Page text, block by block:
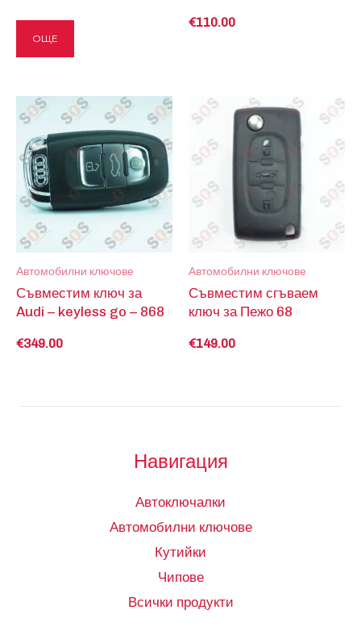
ОЩЕ
€110.00
Автомобилни ключове
Съвместим ключ за
Audi – keyless go – 868
€349.00
Автомобилни ключове
Съвместим сгъваем
ключ за Пежо 68
€149.00
Навигация
Автоключалки
Автомобилни ключове
Кутийки
Чипове
Всички продукти